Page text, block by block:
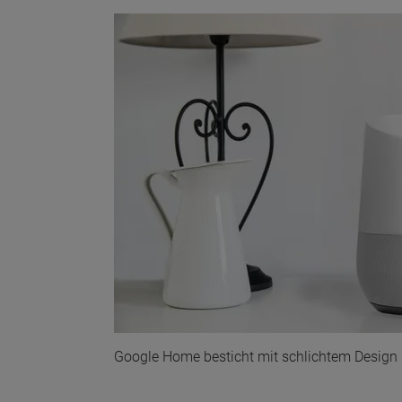
Google Home besticht mit schlichtem
Wonach